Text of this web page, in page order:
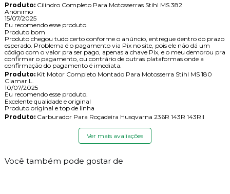
Produto:Cilindro Completo Para Motosserras Stihl MS 382
Anônimo
15/07/2025
Eu recomendo esse produto.
Produto bom
Produto chegou tudo certo conforme o anúncio, entregue dentro do prazo
esperado. Problema é o pagamento via Pix no site, pois ele não dá um
código com o valor pra ser pago, apenas a chave Pix, e o meu demorou pra
confirmar o pagamento, ou contrário de outras plataformas onde a
confirmação do pagamento é imediata.
Produto:Kit Motor Completo Montado Para Motosserra Stihl MS 180
Clamar L.
10/07/2025
Eu recomendo esse produto.
Excelente qualidade e original
Produto original e top de linha
Produto:Carburador Para Roçadeira Husqvarna 236R 143R 143RII
Ver mais avaliações
Você também pode gostar de